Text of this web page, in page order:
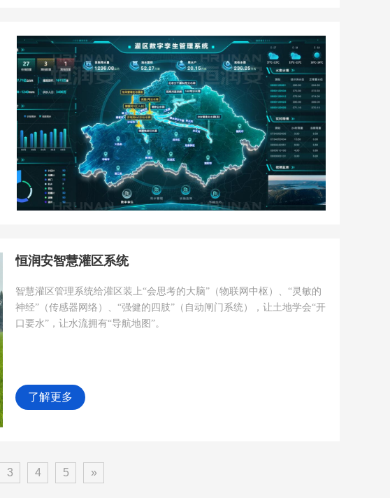
恒润安智慧灌区系统
智慧灌区管理系统给灌区装上“会思考的大脑”（物联网中枢）、“灵敏的
神经”（传感器网络）、“强健的四肢”（自动闸门系统），让土地学会“开
口要水”，让水流拥有“导航地图”。
了解更多
3 4 5 »